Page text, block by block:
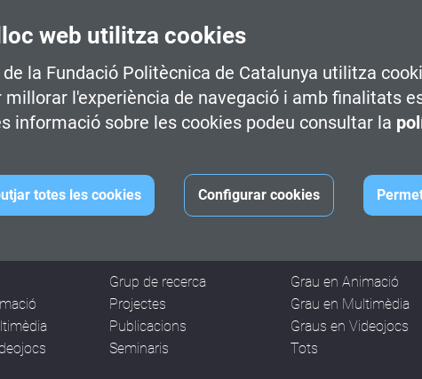
web utilitza cookies
de la Fundació Politècnica de Catalunya utilitza
millorar l'experiència de navegació i amb finalitats
informació sobre les cookies podeu consultar la
totes les cookies Configurar cookies
Grup de recerca
Projectes
Publicacions
Seminaris
Grau en Animació
Grau en Multimèdia
Graus en Videojocs
Tots